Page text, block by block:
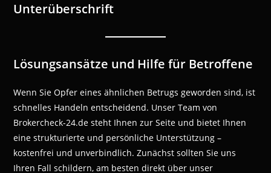
Unterüberschrift
Lösungsansätze und Hilfe für Betroffene
Wenn Sie Opfer eines ähnlichen Betrugs geworden sind, ist
schnelles Handeln entscheidend. Unser Team von
Brokercheck-24.de steht Ihnen zur Seite und bietet Ihnen
eine strukturierte und persönliche Unterstützung –
kostenfrei und unverbindlich. Zunächst sollten Sie uns
Ihren Fall schildern, am besten direkt über unser